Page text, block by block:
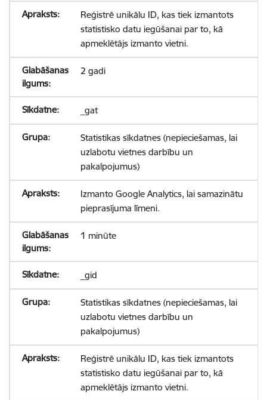
Reģistrē unikālu ID, kas tiek izmantots
statistisko datu iegūšanai par to, kā
apmeklētājs izmanto vietni.
2 gadi
_gat
Statistikas sīkdatnes (nepieciešamas, lai
uzlabotu vietnes darbību un
pakalpojumus)
Izmanto Google Analytics, lai samazinātu
pieprasījuma līmeni.
1 minūte
_gid
Statistikas sīkdatnes (nepieciešamas, lai
uzlabotu vietnes darbību un
pakalpojumus)
Reģistrē unikālu ID, kas tiek izmantots
statistisko datu iegūšanai par to, kā
apmeklētājs izmanto vietni.